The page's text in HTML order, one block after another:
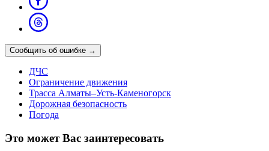
Сообщить об ошибке →
ДЧС
Ограничение движения
Трасса Алматы–Усть-Каменогорск
Дорожная безопасность
Погода
Это может Вас заинтересовать